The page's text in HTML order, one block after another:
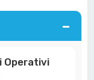
Operativi